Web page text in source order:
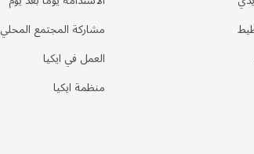
مشاركة المجتمع المحلي
العمل في ايكيا
منظمة ايكيا